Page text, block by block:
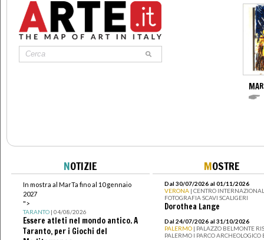
NOTIZIE
In mostra al MarTa fino al 10 gennaio
2027
">
TARANTO| 04/08/2026
Essere atleti nel mondo antico. A
Taranto, per i Giochi del
MOSTRE
Dal 30/07/2026 al 01/11/2026
VERONA | CENTRO
FOTOGRAFIA SCAVI SCALIGERI
Dorothea Lange
Dal 24/07/2026 al 31/10/2026
PALERMO | PALAZZO BELMONTE
PALERMO I PARCO ARCHEOLOGICO